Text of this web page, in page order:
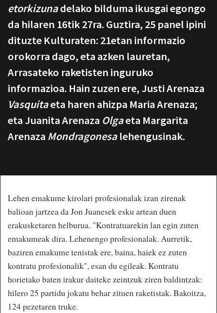
etorkizunadelako bilduma ikusgai egongo
da hilaren 16tik 27ra. Guztira, 25 panel ipini
dituzte Kulturaten: 21etan informazio
orokorra dago, eta azken lauretan,
Arrasateko raketisten inguruko
informazioa. Hain zuzen ere, Justi Arenaza
Vasquitaeta haren ahizpa Maria Arenaza;
eta Juanita Arenaza Olgaeta Margarita
Arenaza Mondragonesa lehengusinak.
Lehen emakume kirolari profesionalak izan zirenak
balioan jartzea da Jon Juanesek esku artean duen
erakusketaren helburua. "Kontratuarekin lan egin zuten
emakumeak dira. Lehenengo profesionalak. Aurretik,
baziren emakume tenistak ere, baina, haiek ez zuten
kontratu profesionalik", esan du egileak. Kontratu
horietako baten irakur daiteke zeintzuk ziren baldintzak:
hilero 25 partidu jokatu behar zituen raketistak. Bakoitza,
124 pezetaren truke.